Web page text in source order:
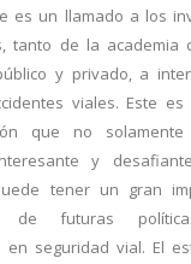
es un llamado a los
tanto de la academia
y privado, a
viales. Este
que no
y
tener un gran
de futuras
en seguridad vial. El